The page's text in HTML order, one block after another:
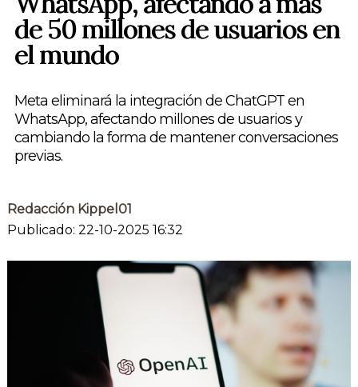
de 50 millones de usuarios en
el mundo
Meta eliminará la integración de ChatGPT en
WhatsApp, afectando millones de usuarios y
cambiando la forma de mantener conversaciones
previas.
Redacción Kippel01
Publicado: 22-10-2025 16:32